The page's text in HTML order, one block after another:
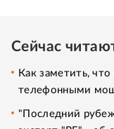
Сейчас
Как заметить, что
телефонными
"Последний